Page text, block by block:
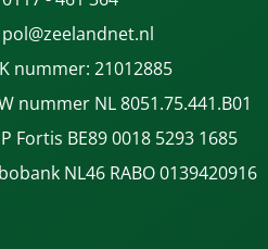
pol@zeelandnet.nl
nummer: 21012885
nummer NL 8051.75.441.B01
Fortis BE89 0018 5293 1685
NL46 RABO 0139420916